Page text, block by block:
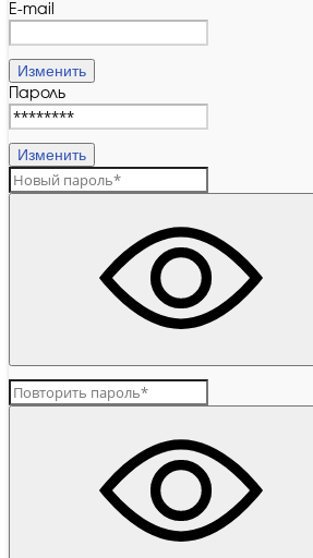
E-mail
Изменить
Пароль
Изменить